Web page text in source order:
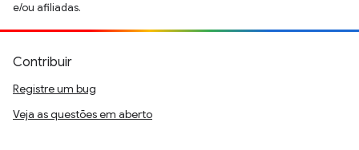
e/ou afiliadas.
Contribuir
Registre um bug
Veja as questões em aberto